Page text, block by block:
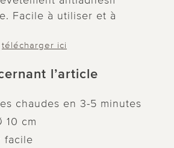
Facile à utiliser et à
télécharger ici
l’article
chaudes en 3-5 minutes
10 cm
facile